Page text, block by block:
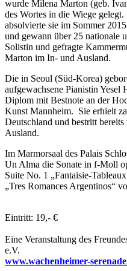
wurde Milena Marton (geb.
des Wortes in die Wiege
absolvierte sie im Sommer
und gewann über 25 nationale
Solistin und gefragte
Marton im In- und Ausland.
Die in Seoul (Süd-Korea)
aufgewachsene Pianistin
Diplom mit Bestnote an der
Kunst Mannheim. Sie erhielt
Deutschland und bestritt
Ausland.
Im Marmorsaal des Palais
Un Alma die Sonate in f-Moll
Suite No. 1 „Fantaisie-
„Tres Romances Argentinos“
Eintritt: 19,- €
Eine Veranstaltung des
e.V.
www.wachenheimer-